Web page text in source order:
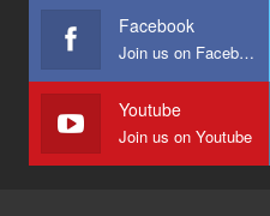
Facebook
Join us on Facebook
Youtube
Join us on Youtube